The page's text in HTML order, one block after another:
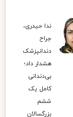
ندا حیدری،
جراح
دندانپزشک
هشدار داد؛
بی‌دندانی
کامل یک
ششم
بزرگسالان